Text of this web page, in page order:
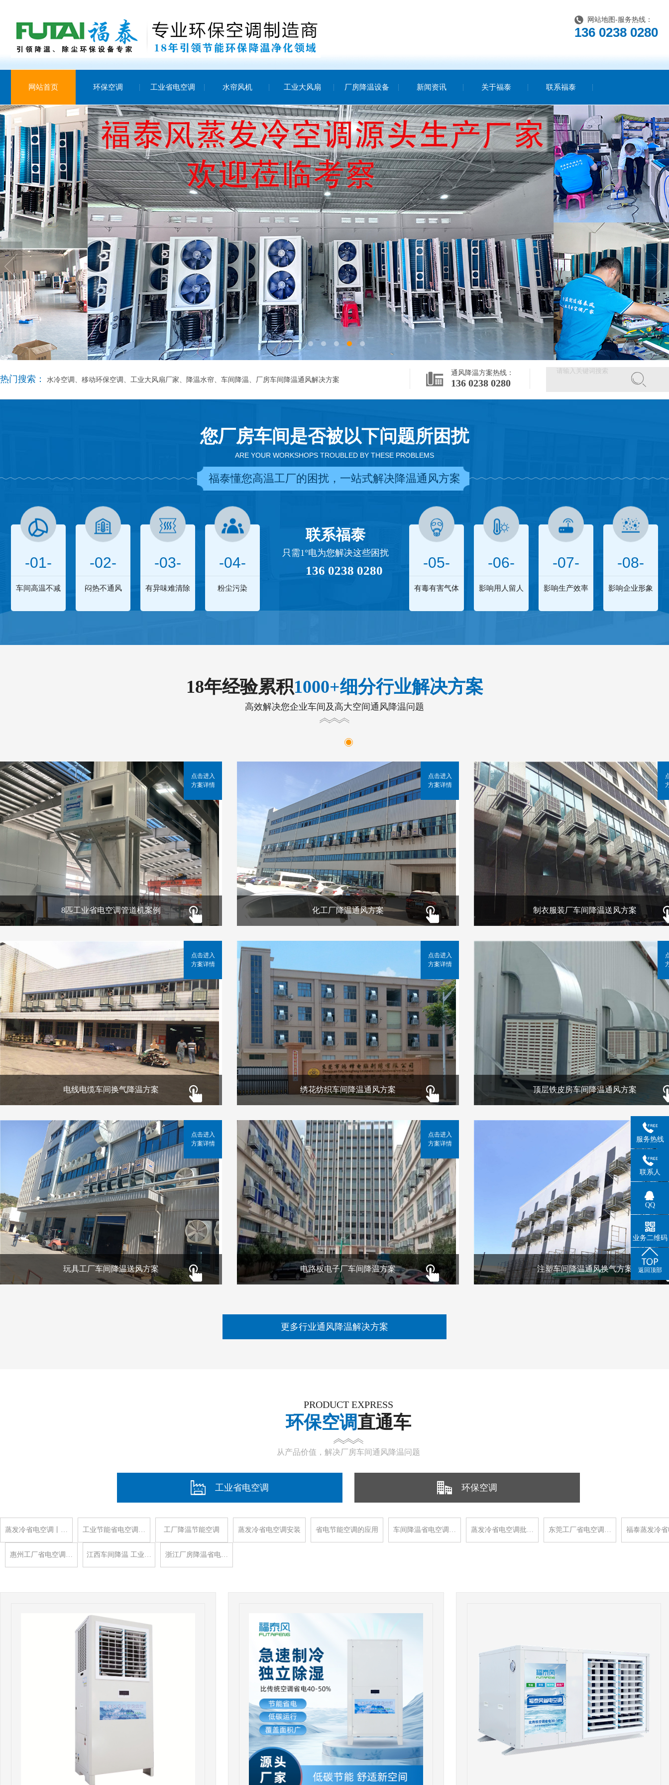
网站地图 -服务热线：
136 0238 0280
网站首页 环保空调 工业省电空调 水帘风机 工业大风扇 厂房降温设备 新闻资讯 关于福泰 联系福泰
热门搜索： 水冷空调、移动环保空调、工业大风扇厂家、降温水帘、车间降温、厂房车间降温通风解决方案
通风降温方案热线：
136 0238 0280
您厂房车间是否被以下问题所困扰
ARE YOUR WORKSHOPS TROUBLED BY THESE PROBLEMS
福泰懂您高温工厂的困扰，一站式解决降温通风方案
-01-
车间高温不减
-02-
闷热不通风
-03-
有异味难清除
-04-
粉尘污染
联系福泰
只需1°电为您解决这些困扰
136 0238 0280 -05-
有毒有害气体
-06-
影响用人留人
-07-
影响生产效率
-08-
影响企业形象
18年经验累积1000+细分行业解决方案
高效解决您企业车间及高大空间通风降温问题
8匹工业省电空调管道机案例
点击进入
方案详情
化工厂降温通风方案
点击进入
方案详情
制衣服装厂车间降温送风方案
电线电缆车间换气降温方案
点击进入
方案详情
绣花纺织车间降温通风方案
点击进入
方案详情
顶层铁皮房车间降温通风方案
玩具工厂车间降温送风方案
点击进入
方案详情
电路板电子厂车间降温方案
点击进入
方案详情
注塑车间降温通风换气方案
更多行业通风降温解决方案
PRODUCT EXPRESS
环保空调直通车
从产品价值，解决厂房车间通风降温问题
工业省电空调 环保空调
蒸发冷省电空调丨… 工业节能省电空调… 工厂降温节能空调 蒸发冷省电空调安装 省电节能空调的应用 车间降温省电空调… 蒸发冷省电空调批… 东莞工厂省电空调… 福泰蒸发冷
惠州工厂省电空调… 江西车间降温 工业… 浙江厂房降温省电…
服务热线
联系人
QQ
业务二维码
返回顶部